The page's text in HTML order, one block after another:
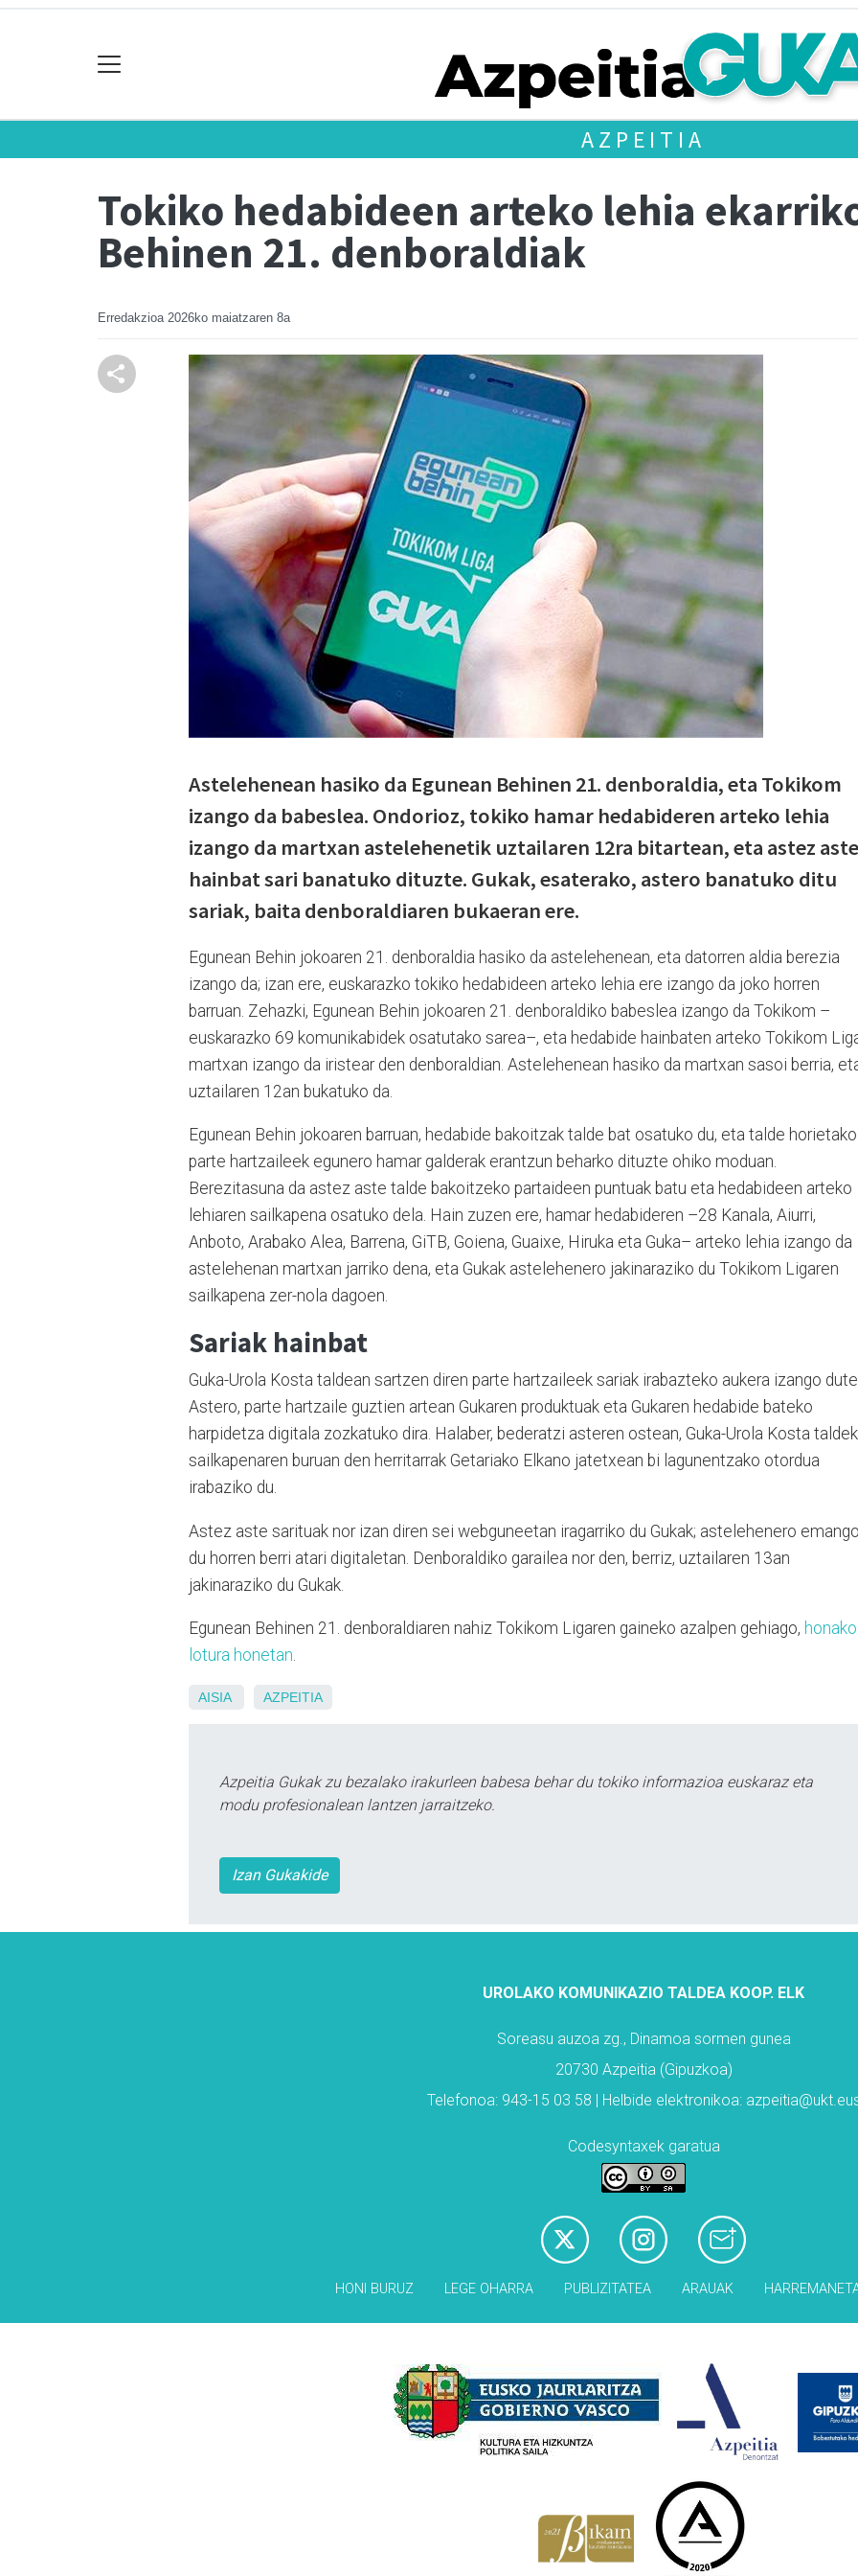
AZPEITIA
Tokiko hedabideen arteko lehia
Behinen 21. denboraldiak
Erredakzioa 2026ko maiatzaren 8a
Astelehenean hasiko da Egunean Behinen 21. denboraldia, eta Tokikom
izango da babeslea. Ondorioz, tokiko hamar hedabideren arteko lehia
izango da martxan astelehenetik uztailaren 12ra bitartean, eta astez
hainbat sari banatuko dituzte. Gukak, esaterako, astero banatuko ditu
sariak, baita denboraldiaren bukaeran ere.
Egunean Behin jokoaren 21. denboraldia hasiko da astelehenean, eta datorren aldia berezia
izango da; izan ere, euskarazko tokiko hedabideen arteko lehia ere izango da joko horren
barruan. Zehazki, Egunean Behin jokoaren 21. denboraldiko babeslea izango da Tokikom –
euskarazko 69 komunikabidek osatutako sarea–, eta hedabide hainbaten arteko Tokikom
martxan izango da iristear den denboraldian. Astelehenean hasiko da martxan sasoi berria,
uztailaren 12an bukatuko da.
Egunean Behin jokoaren barruan, hedabide bakoitzak talde bat osatuko du, eta talde horietako
parte hartzaileek egunero hamar galderak erantzun beharko dituzte ohiko moduan.
Berezitasuna da astez aste talde bakoitzeko partaideen puntuak batu eta hedabideen arteko
lehiaren sailkapena osatuko dela. Hain zuzen ere, hamar hedabideren –28 Kanala, Aiurri,
Anboto, Arabako Alea, Barrena, GiTB, Goiena, Guaixe, Hiruka eta Guka– arteko lehia izango da
astelehenan martxan jarriko dena, eta Gukak astelehenero jakinaraziko du Tokikom Ligaren
sailkapena zer-nola dagoen.
Sariak hainbat
Guka-Urola Kosta taldean sartzen diren parte hartzaileek sariak irabazteko aukera izango
Astero, parte hartzaile guztien artean Gukaren produktuak eta Gukaren hedabide bateko
harpidetza digitala zozkatuko dira. Halaber, bederatzi asteren ostean, Guka-Urola Kosta
sailkapenaren buruan den herritarrak Getariako Elkano jatetxean bi lagunentzako otordua
irabaziko du.
Astez aste sarituak nor izan diren sei webguneetan iragarriko du Gukak; astelehenero
du horren berri atari digitaletan. Denboraldiko garailea nor den, berriz, uztailaren 13an
jakinaraziko du Gukak.
Egunean Behinen 21. denboraldiaren nahiz Tokikom Ligaren gaineko azalpen gehiago, honako
lotura honetan.
AISIA AZPEITIA
Azpeitia Gukak zu bezalako irakurleen babesa behar du tokiko informazioa euskaraz eta
modu profesionalean lantzen jarraitzeko.
Izan Gukakide
UROLAKO KOMUNIKAZIO TALDEA KOOP. ELK
Soreasu auzoa zg., Dinamoa sormen gunea
20730 Azpeitia (Gipuzkoa)
Telefonoa: 943-15 03 58 | Helbide elektronikoa:
Codesyntaxek garatua
HONI BURUZ LEGE OHARRA PUBLIZITATEA ARAUAK